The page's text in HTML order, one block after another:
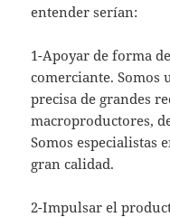
entender serían:
1-Apoyar de forma
comerciante. Somos
precisa de grandes
macroproductores,
Somos especialistas
gran calidad.
2-Impulsar el